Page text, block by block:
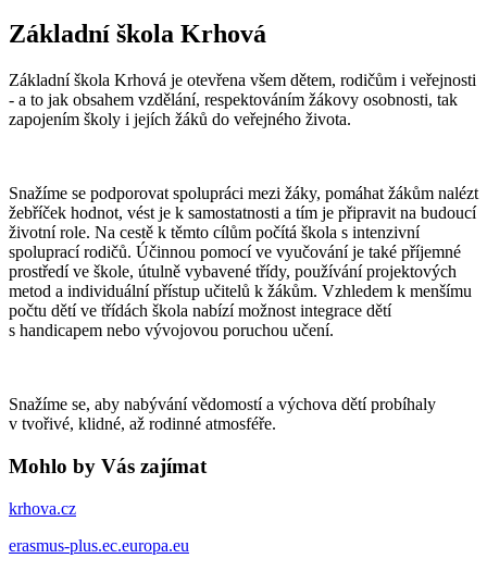
Základní škola Krhová
Základní škola Krhová je otevřena všem dětem, rodičům i veřejnosti
- a to jak obsahem vzdělání, respektováním žákovy osobnosti, tak
zapojením školy i jejích žáků do veřejného života.
Snažíme se podporovat spolupráci mezi žáky, pomáhat žákům nalézt
žebříček hodnot, vést je k samostatnosti a tím je připravit na budoucí
životní role. Na cestě k těmto cílům počítá škola s intenzivní
spoluprací rodičů. Účinnou pomocí ve vyučování je také příjemné
prostředí ve škole, útulně vybavené třídy, používání projektových
metod a individuální přístup učitelů k žákům. Vzhledem k menšímu
počtu dětí ve třídách škola nabízí možnost integrace dětí
s handicapem nebo vývojovou poruchou učení.
Snažíme se, aby nabývání vědomostí a výchova dětí probíhaly
v tvořivé, klidné, až rodinné atmosféře.
Mohlo by Vás zajímat
krhova.cz
erasmus-plus.ec.europa.eu